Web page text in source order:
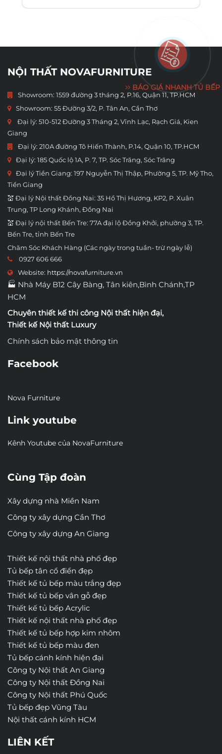
BÁO GIÁ NHANH TỦ BẾP
NỘI THẤT NOVAFURNITURE
Showroom: 1559 đường 3 tháng 2, P.16, Quận 11, TP.HCM
Showroom: 55 Đường 3/2, P. Tân An, Cần Thơ
Đại lý: 510-512 Đường 3 Tháng 2, Vĩnh Lạc, Rạch Giá, Kien
Giang
Đại lý: 210A đường Tô Hiến Thành, P.14, Quận 10, TP.HCM
Đại lý: 185 Quốc lộ 1A, P. 7, TP. Sóc Trăng, Sóc Trăng
Đại lý Tiền Giang: 197 Nguyễn Thị Thập, Phường 5, TP. Mỹ Tho,
Tiền Giang
💒 Đại lý Nội thất Đồng Nai: 35 Hồ Thị Hương, KP2, P. Xuân
Trung, TP Long Khánh, Đồng Nai
💒 Đại lý nội thất Bến Tre: 77A đại lộ Đồng Khởi, phường 3, TP.
Bến Tre, tỉnh Bến Tre
Chăm Sóc Khách Hàng (Các ngày trong tuần- trừ ngày lễ)
0927 606 666
Website: https://novafurniture.vn
🏭 Nhà Máy B12 Cây Bàng, Tân kiên,Bình Chánh,TP
HCM
Chuyên thiết kế thi công Nội thất hiện đại,
Thiết kế Nội thất Luxury
Chính sách bảo mật thông tin
Facebook
Nova Furniture
Link youtube
Kênh Youtube của NovaFurniture
Cùng Tập đoàn
Xây dựng nhà Miền Nam
Công ty xây dựng Cần Thơ
Công ty xây dựng An Giang
Thiết kế nội thất nhà phố đẹp
Tủ bếp tân cổ điển đẹp
Thiết kế tủ bếp màu trắng đẹp
Thiết kế tủ bếp vân gỗ đẹp
Thiết kế tủ bếp Acrylic
Thiết kế nội thất nhà phố đẹp
Thiết kế tủ bếp hợp kim nhôm
Thiết kế tủ bếp màu đen
Tủ bếp cánh kính hiện đại
Công ty Nội thất An Giang
Công ty Nội thất Đồng Nai
Công ty Nội thất Phú Quốc
Tủ bếp đẹp Vũng Tàu
Nội thất cánh kính HCM
LIÊN KẾT